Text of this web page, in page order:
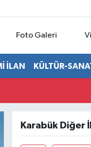
Foto Galeri
İLAN KÜLTÜR-
Karabük Diğer